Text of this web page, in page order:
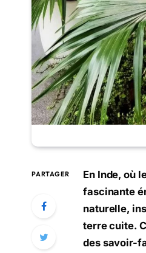
PARTAGER
En Inde, où
fascinante
naturelle,
terre cuite.
des savoir-